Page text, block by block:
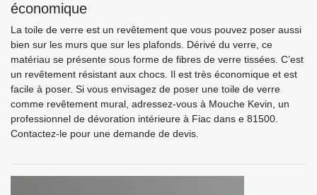
économique
La toile de verre est un revêtement que vous pouvez poser aussi
bien sur les murs que sur les plafonds. Dérivé du verre, ce
matériau se présente sous forme de fibres de verre tissées. C’est
un revêtement résistant aux chocs. Il est très économique et est
facile à poser. Si vous envisagez de poser une toile de verre
comme revêtement mural, adressez-vous à Mouche Kevin, un
professionnel de dévoration intérieure à Fiac dans e 81500.
Contactez-le pour une demande de devis.